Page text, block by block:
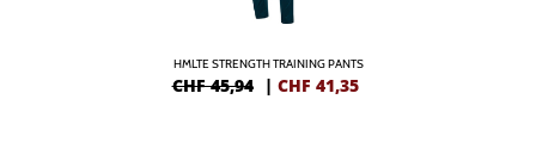
HMLTE STRENGTH TRAINING PANTS
CHF 45,94 | CHF 41,35